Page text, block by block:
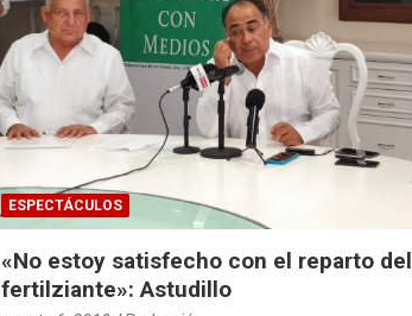
ESPECTÁCULOS
«No estoy satisfecho con el reparto del
fertilziante»: Astudillo